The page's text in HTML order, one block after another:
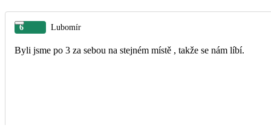
6 Lubomír
Byli jsme po 3 za sebou na stejném místě , takže se nám líbí.